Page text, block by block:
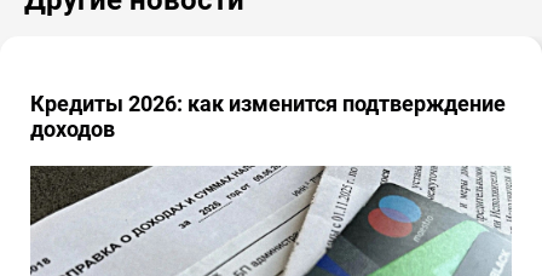
Кредиты 2026: как изменится подтверждение
доходов